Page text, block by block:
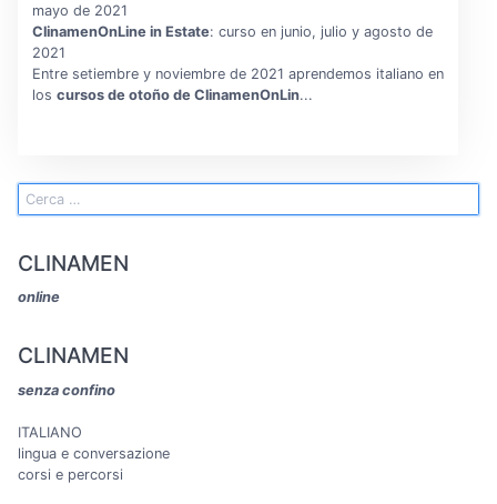
mayo de 2021
ClinamenOnLine in Estate: curso en junio, julio y agosto de
2021
Entre setiembre y noviembre de 2021 aprendemos italiano en
los cursos de otoño de ClinamenOnLin...
CLINAMEN
online
CLINAMEN
senza confino
ITALIANO
lingua e conversazione
corsi e percorsi